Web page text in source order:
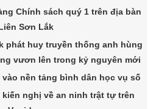
Chính sách quý 1 trên địa bàn
Sơn Lắk
phát huy truyền thống anh hùng
vươn lên trong kỷ nguyên mới
nền tảng bình dân học vụ số
nghị về an ninh trật tự trên